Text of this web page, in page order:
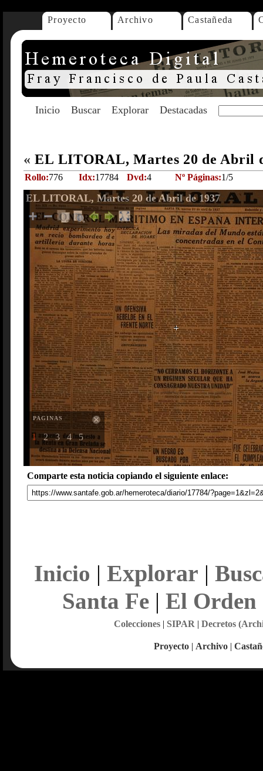
Proyecto Archivo Castañeda
Inicio Buscar Explorar Destacadas
« EL LITORAL, Martes 20 de Abril
Rollo:776 Idx:17784 Dvd:4 Nº Páginas:1/5
EL LITORAL, Martes 20 de Abril de 1937
PAGINAS
1 2 3 4 5
Comparte esta noticia copiando el siguiente enlace:
Inicio | Explorar |
Santa Fe| El Orden
Colecciones| SIPAR | Decretos
Proyecto | Archivo |